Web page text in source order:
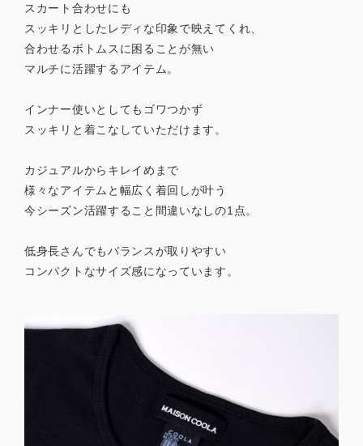
スカート合わせにも
スッキリとしたレディな印象で映えてくれ、
合わせるボトムスに困ることが無い
マルチに活躍するアイテム。
インナー使いとしてもゴワつかず
スッキリと着こなしていただけます。
カジュアルからキレイめまで
様々なアイテムと幅広く着回しが叶う
今シーズン活躍すること間違いなしの1点。
低身長さんでもバランスが取りやすい
コンパクトなサイズ感になっています。